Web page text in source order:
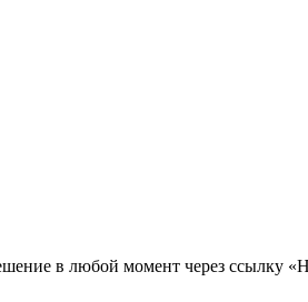
в любой момент через ссылку